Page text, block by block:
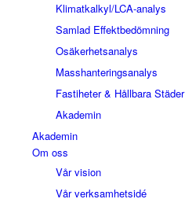
Klimatkalkyl/LCA-analys
Samlad Effektbedömning
Osäkerhetsanalys
Masshanteringsanalys
Fastiheter & Hållbara Städer
Akademin
Akademin
Om oss
Vår vision
Vår verksamhetsidé